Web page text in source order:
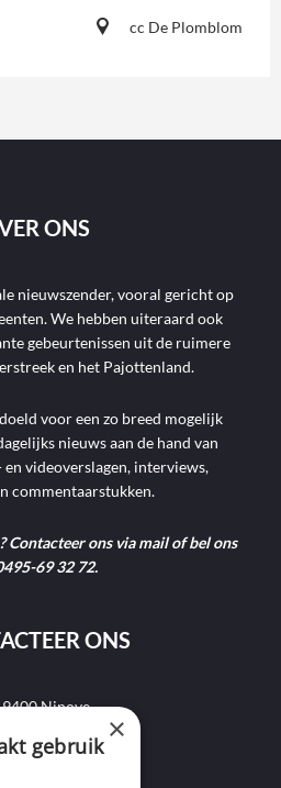
cc De Plomblom
ONS
nieuwszender, vooral gericht op
We hebben uiteraard ook
gebeurtenissen uit de ruimere
en het Pajottenland.
voor een zo breed mogelijk
nieuws aan de hand van
videoverslagen, interviews,
commentaarstukken.
Contacteer ons via mail of bel ons
69 32 72.
ONS
9400 Ninove
×
gebruik